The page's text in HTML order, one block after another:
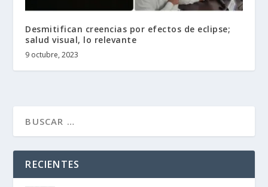
Desmitifican creencias por efectos de eclipse;
salud visual, lo relevante
9 octubre, 2023
RECIENTES